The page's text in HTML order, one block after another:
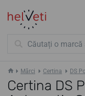
Mărci Certina DS
Certina DS